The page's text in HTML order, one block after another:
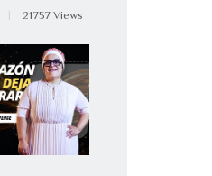
21757 Views